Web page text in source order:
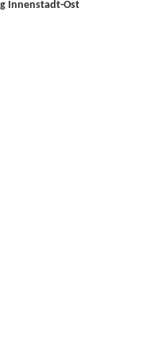
Innenstadt-Ost